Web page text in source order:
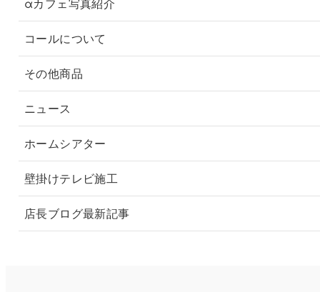
コールについて
その他商品
ニュース
ホームシアター
壁掛けテレビ施工
店長ブログ最新記事